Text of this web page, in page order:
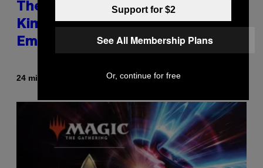
The Set of Lyrics That Still Give
Kim Deal Firsthand
Embarrassment Decades Later
24 minutes ago Lauren Boisvert
Support for $2
See All Membership Plans
Or, continue for free